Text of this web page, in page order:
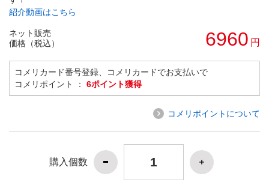
紹介動画はこちら
ネット販売
価格（税込）
6960 円
コメリカード番号登録、コメリカードでお支払いで
コメリポイント ： 6ポイント獲得
コメリポイントについて
購入個数